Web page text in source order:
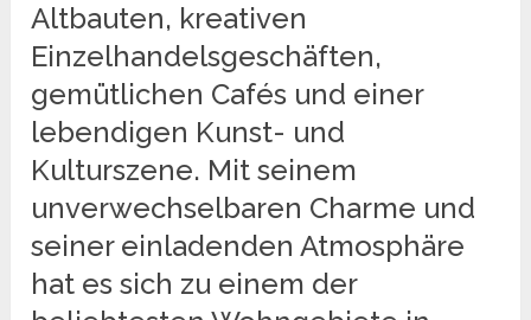
Altbauten, kreativen
Einzelhandelsgeschäften,
gemütlichen Cafés und einer
lebendigen Kunst- und
Kulturszene. Mit seinem
unverwechselbaren Charme und
seiner einladenden Atmosphäre
hat es sich zu einem der